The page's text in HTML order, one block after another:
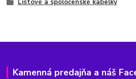
Listové a spoločenské kabelky
Kamenná predajňa a náš